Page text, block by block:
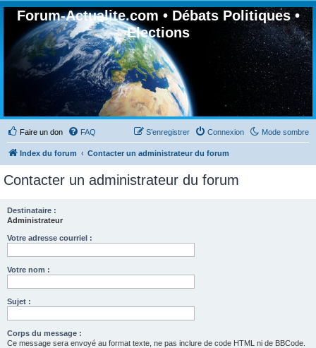
Forum-Actualite.com • Débats Politiques •
Elections
Faire un don Mode sombre
FAQ Connexion
S’enregistrer
Index du forum Contacter un administrateur du forum
Contacter un administrateur du forum
Destinataire :
Administrateur
Votre adresse courriel :
Votre nom :
Sujet :
Corps du message :
Ce message sera envoyé au format texte, ne pas inclure de code HTML ni de BBCode.